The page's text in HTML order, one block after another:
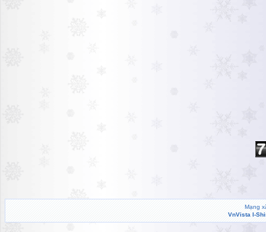
Mạng
VnVista I-